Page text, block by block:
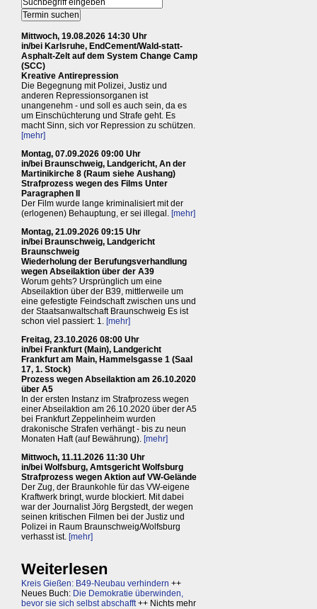
Mittwoch, 19.08.2026 14:30 Uhr
in/bei Karlsruhe, EndCement/Wald-statt-
Asphalt-Zelt auf dem System Change Camp
(SCC)
Kreative Antirepression
Die Begegnung mit Polizei, Justiz und
anderen Repressionsorganen ist
unangenehm - und soll es auch sein, da es
um Einschüchterung und Strafe geht. Es
macht Sinn, sich vor Repression zu schützen.
[mehr]
Montag, 07.09.2026 09:00 Uhr
in/bei Braunschweig, Landgericht, An der
Martinikirche 8 (Raum siehe Aushang)
Strafprozess wegen des Films Unter
Paragraphen II
Der Film wurde lange kriminalisiert mit der
(erlogenen) Behauptung, er sei illegal. [mehr]
Montag, 21.09.2026 09:15 Uhr
in/bei Braunschweig, Landgericht
Braunschweig
Wiederholung der Berufungsverhandlung
wegen Abseilaktion über der A39
Worum gehts? Ursprünglich um eine
Abseilaktion über der B39, mittlerweile um
eine gefestigte Feindschaft zwischen uns und
der Staatsanwaltschaft Braunschweig Es ist
schon viel passiert: 1. [mehr]
Freitag, 23.10.2026 08:00 Uhr
in/bei Frankfurt (Main), Landgericht
Frankfurt am Main, Hammelsgasse 1 (Saal
17, 1. Stock)
Prozess wegen Abseilaktion am 26.10.2020
über A5
In der ersten Instanz im Strafprozess wegen
einer Abseilaktion am 26.10.2020 über der A5
bei Frankfurt Zeppelinheim wurden
drakonische Strafen verhängt - bis zu neun
Monaten Haft (auf Bewährung). [mehr]
Mittwoch, 11.11.2026 11:30 Uhr
in/bei Wolfsburg, Amtsgericht Wolfsburg
Strafprozess wegen Aktion auf VW-Gelände
Der Zug, der Braunkohle für das VW-eigene
Kraftwerk bringt, wurde blockiert. Mit dabei
war der Journalist Jörg Bergstedt, der wegen
seinen kritischen Filmen bei der Justiz und
Polizei in Raum Braunschweig/Wolfsburg
verhasst ist. [mehr]
Weiterlesen
Kreis Gießen: B49-Neubau verhindern ++
Neues Buch: Die Demokratie überwinden,
bevor sie sich selbst abschafft++ Nichts mehr